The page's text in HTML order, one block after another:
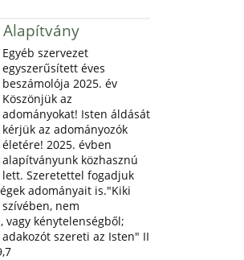
Alapítvány
Egyéb szervezet
egyszerűsített éves
beszámolója 2025. év
Köszönjük az
adományokat! Isten áldását
kérjük az adományozók
életére! 2025. évben
alapítványunk közhasznú
lett. Szeretettel fogadjuk
adományait is."Kiki
nem
vagy kénytelenségből;
szereti az Isten" II